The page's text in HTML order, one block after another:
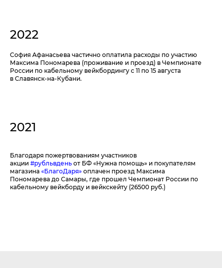
2022
София Афанасьева частично оплатила расходы по участию
Максима Пономарева (проживание и проезд) в Чемпионате
России по кабельному вейкбордингу с 11 по 15 августа
в Славянск-на-Кубани.
2021
Благодаря пожертвованиям участников
акции#рубльвденьот БФ «Нужна помощь» и покупателям
магазина«БлагоДаря»оплачен проезд Максима
Пономарева до Самары, где прошел Чемпионат России по
кабельному вейкборду и вейкскейту (26500 руб.)